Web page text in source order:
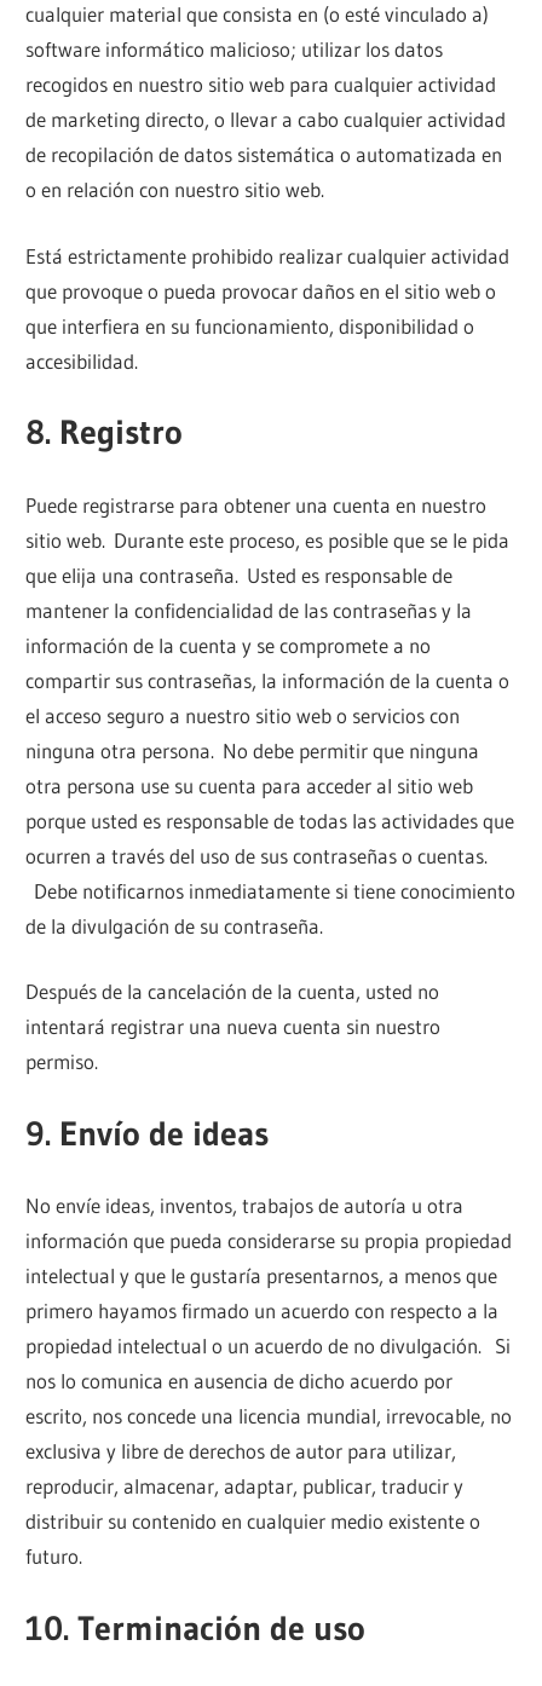
cualquier material que consista en (o esté vinculado a)
software informático malicioso; utilizar los datos
recogidos en nuestro sitio web para cualquier actividad
de marketing directo, o llevar a cabo cualquier actividad
de recopilación de datos sistemática o automatizada en
o en relación con nuestro sitio web.
Está estrictamente prohibido realizar cualquier actividad
que provoque o pueda provocar daños en el sitio web o
que interfiera en su funcionamiento, disponibilidad o
accesibilidad.
8. Registro
Puede registrarse para obtener una cuenta en nuestro
sitio web. Durante este proceso, es posible que se le pida
que elija una contraseña. Usted es responsable de
mantener la confidencialidad de las contraseñas y la
información de la cuenta y se compromete a no
compartir sus contraseñas, la información de la cuenta o
el acceso seguro a nuestro sitio web o servicios con
ninguna otra persona. No debe permitir que ninguna
otra persona use su cuenta para acceder al sitio web
porque usted es responsable de todas las actividades que
ocurren a través del uso de sus contraseñas o cuentas.
Debe notificarnos inmediatamente si tiene conocimiento
de la divulgación de su contraseña.
Después de la cancelación de la cuenta, usted no
intentará registrar una nueva cuenta sin nuestro
permiso.
9. Envío de ideas
No envíe ideas, inventos, trabajos de autoría u otra
información que pueda considerarse su propia propiedad
intelectual y que le gustaría presentarnos, a menos que
primero hayamos firmado un acuerdo con respecto a la
propiedad intelectual o un acuerdo de no divulgación. Si
nos lo comunica en ausencia de dicho acuerdo por
escrito, nos concede una licencia mundial, irrevocable, no
exclusiva y libre de derechos de autor para utilizar,
reproducir, almacenar, adaptar, publicar, traducir y
distribuir su contenido en cualquier medio existente o
futuro.
10. Terminación de uso